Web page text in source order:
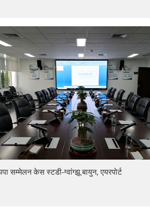
सम्मेलन केस स्टडी-ग्वांग्झू बायुन, एयरपोर्ट